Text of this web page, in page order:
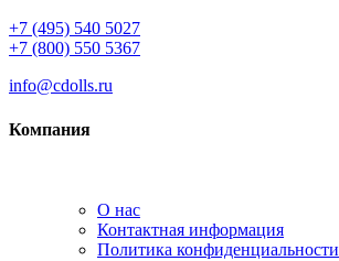
+7 (495) 540 5027
+7 (800) 550 5367
info@cdolls.ru
Компания
О нас
Контактная информация
Политика конфиденциальности